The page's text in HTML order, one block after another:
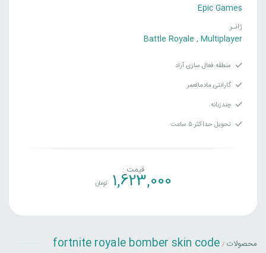
Epic Games
ژانـر
Battle Royale , Multiplayer
منطقه فعال سازی آزاد
گارانتی مادمالعمر
چندزبانه
تحویل حداکثر ۵ ساعت
قیمت :
1,623,000 تومان
محصولات /
fortnite royale bomber skin code